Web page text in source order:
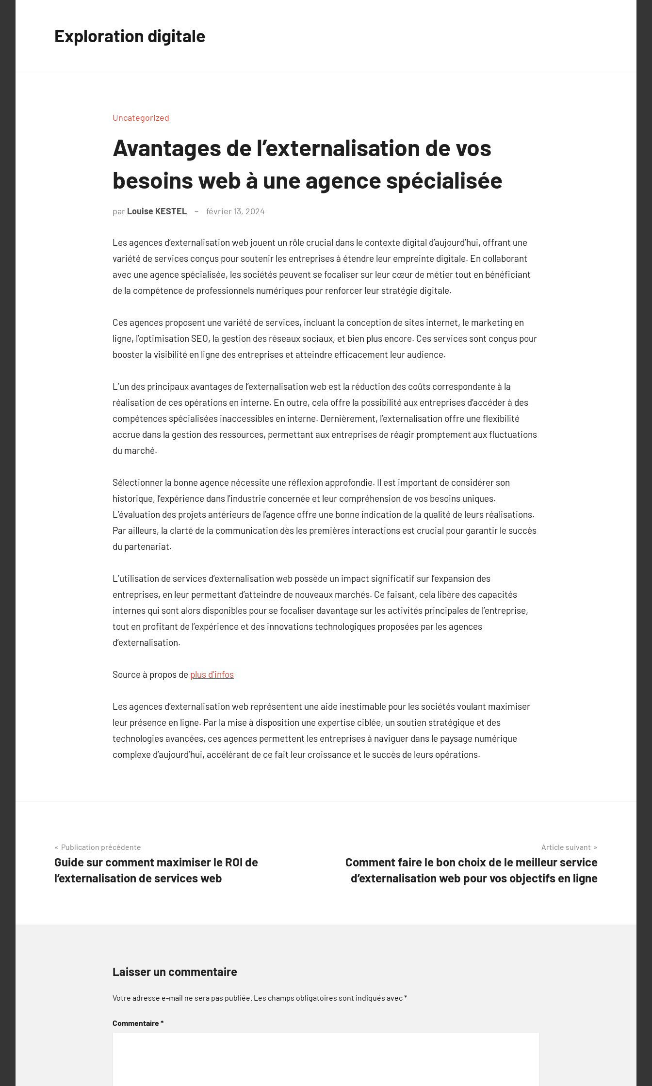
Exploration digitale
Uncategorized
Avantages de l’externalisation de vos
besoins web à une agence spécialisée
par Louise KESTEL février 13, 2024
Les agences d’externalisation web jouent un rôle crucial dans le contexte digital d’aujourd’hui, offrant une
variété de services conçus pour soutenir les entreprises à étendre leur empreinte digitale. En collaborant
avec une agence spécialisée, les sociétés peuvent se focaliser sur leur cœur de métier tout en bénéficiant
de la compétence de professionnels numériques pour renforcer leur stratégie digitale.
Ces agences proposent une variété de services, incluant la conception de sites internet, le marketing en
ligne, l’optimisation SEO, la gestion des réseaux sociaux, et bien plus encore. Ces services sont conçus pour
booster la visibilité en ligne des entreprises et atteindre efficacement leur audience.
L’un des principaux avantages de l’externalisation web est la réduction des coûts correspondante à la
réalisation de ces opérations en interne. En outre, cela offre la possibilité aux entreprises d’accéder à des
compétences spécialisées inaccessibles en interne. Dernièrement, l’externalisation offre une flexibilité
accrue dans la gestion des ressources, permettant aux entreprises de réagir promptement aux fluctuations
du marché.
Sélectionner la bonne agence nécessite une réflexion approfondie. Il est important de considérer son
historique, l’expérience dans l’industrie concernée et leur compréhension de vos besoins uniques.
L’évaluation des projets antérieurs de l’agence offre une bonne indication de la qualité de leurs réalisations.
Par ailleurs, la clarté de la communication dès les premières interactions est crucial pour garantir le succès
du partenariat.
L’utilisation de services d’externalisation web possède un impact significatif sur l’expansion des
entreprises, en leur permettant d’atteindre de nouveaux marchés. Ce faisant, cela libère des capacités
internes qui sont alors disponibles pour se focaliser davantage sur les activités principales de l’entreprise,
tout en profitant de l’expérience et des innovations technologiques proposées par les agences
d’externalisation.
Source à propos de plus d’infos
Les agences d’externalisation web représentent une aide inestimable pour les sociétés voulant maximiser
leur présence en ligne. Par la mise à disposition une expertise ciblée, un soutien stratégique et des
technologies avancées, ces agences permettent les entreprises à naviguer dans le paysage numérique
complexe d’aujourd’hui, accélérant de ce fait leur croissance et le succès de leurs opérations.
Navigation
de
l’article
Publication précédente
Guide sur comment maximiser le ROI de
l’externalisation de services web
Article suivant
Comment faire le bon choix de le meilleur service
d’externalisation web pour vos objectifs en ligne
Laisser un commentaire
Votre adresse e-mail ne sera pas publiée. Les champs obligatoires sont indiqués avec*
Commentaire*